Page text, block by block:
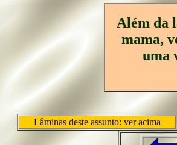
Além da
mama,
uma
Lâminas deste assunto: ver acima